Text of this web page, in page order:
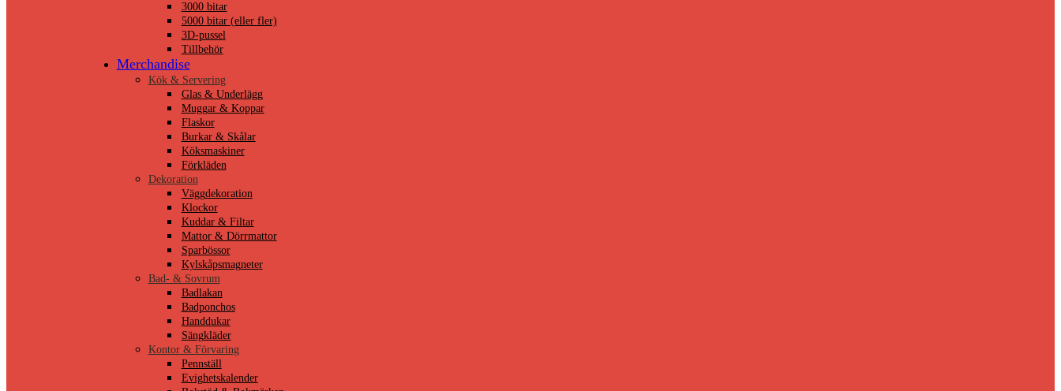
3000 bitar
5000 bitar (eller fler)
3D-pussel
Tillbehör
Merchandise
Kök & Servering
Glas & Underlägg
Muggar & Koppar
Flaskor
Burkar & Skålar
Köksmaskiner
Förkläden
Dekoration
Väggdekoration
Klockor
Kuddar & Filtar
Mattor & Dörrmattor
Sparbössor
Kylskåpsmagneter
Bad- & Sovrum
Badlakan
Badponchos
Handdukar
Sängkläder
Kontor & Förvaring
Pennställ
Evighetskalender